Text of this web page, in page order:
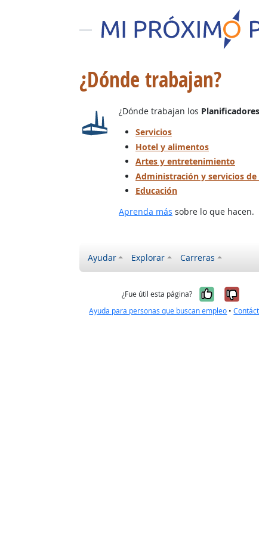
¿Dónde trabajan?
¿Dónde trabajan los
Servicios
Hotel y alimentos
Artes y entretenimiento
Administración y servicios de
Educación
Aprenda más sobre lo que hacen.
Ayudar Explorar Carreras
¿Fue útil esta página? Sí, fueNo,
Ayuda para personas que buscan empleo •